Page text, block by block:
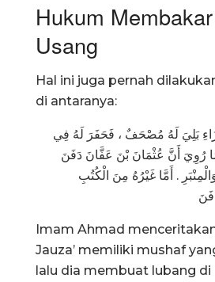
Hukum
Usang
Hal ini juga pernah
di antaranya:
بَلِيَ لَهُ مُصْحَفٌ ، فَحَفَرَ لَهُ فِي
رُوِيَ أَنَّ عُثْمَانَ بْنَ عَفَّانَ دَفَنَ
. أَمَّا غَيْرُهُ مِنَ الْكُتُبِ
Imam Ahmad
Jauza’ memiliki mushaf
lalu dia membuat lubang di